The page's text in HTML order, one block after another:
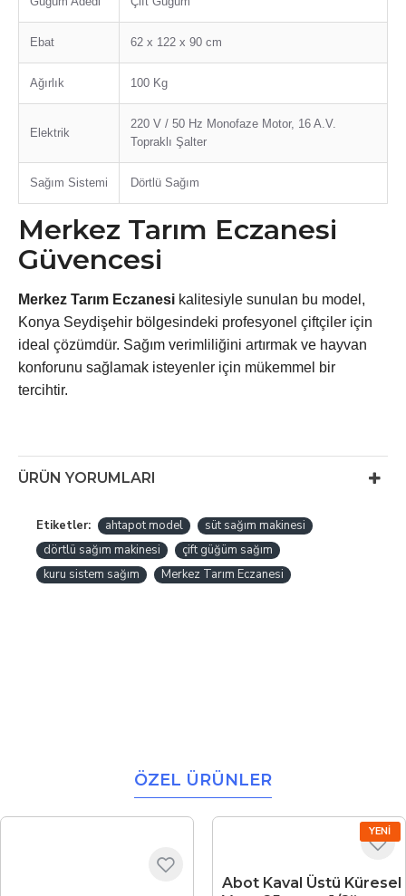
Ebat 62 x 122 x 90 cm
Ağırlık 100 Kg
Elektrik
220 V / 50 Hz Monofaze Motor, 16 A.V.
Topraklı Şalter
Sağım Sistemi Dörtlü Sağım
Merkez Tarım Eczanesi
Güvencesi
Merkez Tarım Eczanesi kalitesiyle sunulan bu model,
Konya Seydişehir bölgesindeki profesyonel çiftçiler için
ideal çözümdür. Sağım verimliliğini artırmak ve hayvan
konforunu sağlamak isteyenler için mükemmel bir
tercihtir.
ÜRÜN YORUMLARI
Etiketler: ahtapot model
süt sağım makinesi
dörtlü sağım makinesi
çift güğüm sağım
kuru sistem sağım
Merkez Tarım Eczanesi
ÖZEL ÜRÜNLER
YENI
Abot Kaval Üstü Küresel